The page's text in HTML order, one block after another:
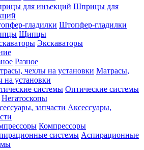
Шприцы для
Штопфер-гладилки
Щипцы
Экскаваторы
Разное
Матрасы,
на установки
Оптические системы
Негатоскопы
Аксессуары,
Компрессоры
Аспирационные